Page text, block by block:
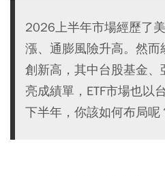
2026上半年市場經歷了
漲、通膨風險升高。然
創新高，其中台股基金
亮成績單，ETF市場也以
下半年，你該如何布局呢